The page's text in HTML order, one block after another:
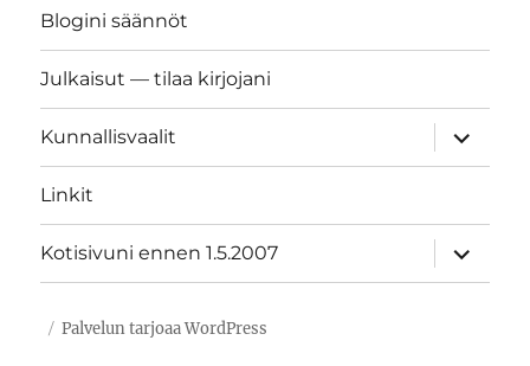
Blogini säännöt
Julkaisut — tilaa kirjojani
Kunnallisvaalit
näytä
Linkit
Kotisivuni ennen 1.5.2007
näytä
Palvelun tarjoaa WordPress